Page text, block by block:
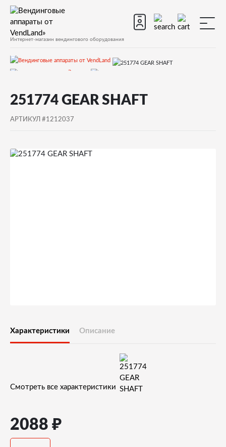
Интернет-магазин вендингового оборудования
Запчасти
Запчасти для вендинговых автоматов Necta
Запчасти и деталировки для Necta КORO
15.Кофемолка
251774 GEAR SHAFT
АРТИКУЛ #1212037
Характеристики Описание
Смотреть все характеристики
2088 ₽